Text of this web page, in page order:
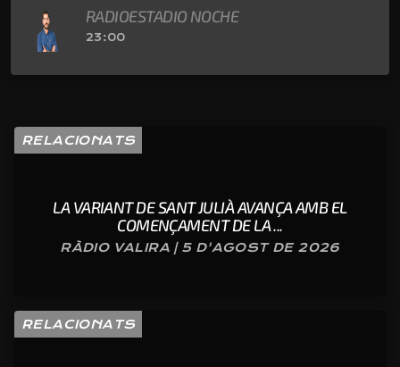
RADIOESTADIO NOCHE
23:00
RELACIONATS
LA VARIANT DE SANT JULIÀ AVANÇA AMB EL
COMENÇAMENT DE LA ...
RÀDIO VALIRA | 5 D'AGOST DE 2026
RELACIONATS